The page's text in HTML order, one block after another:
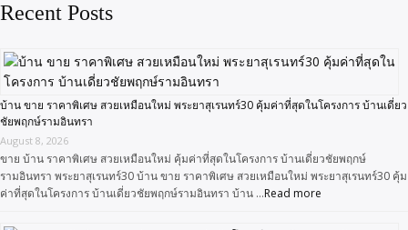
Recent Posts
บ้าน ขาย ราคาพิเศษ สวยเหมือนใหม่ พระยาสุเรนทร์30 คุ้มค่าที่สุดในโครงการ บ้านเดี่ยว
ชัยพฤกษ์รามอินทรา
August 8, 2026
ขาย บ้าน ราคาพิเศษ สวยเหมือนใหม่ คุ้มค่าที่สุดในโครงการ บ้านเดี่ยวชัยพฤกษ์
รามอินทรา พระยาสุเรนทร์30 บ้าน ขาย ราคาพิเศษ สวยเหมือนใหม่ พระยาสุเรนทร์30 คุ้ม
ค่าที่สุดในโครงการ บ้านเดี่ยวชัยพฤกษ์รามอินทรา บ้าน …Read more